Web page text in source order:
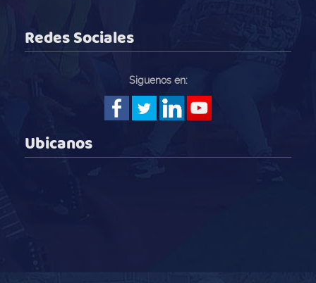
Redes Sociales
Siguenos en:
Ubicanos